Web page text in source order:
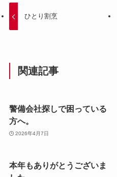
ひとり割烹
関連記事
警備会社探しで困っている
方へ。
2026年4月7日
本年もありがとうございま